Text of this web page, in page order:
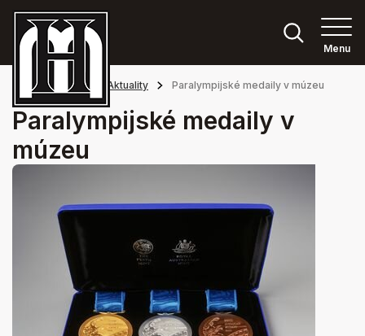
Menu
Hlavná stránka Aktuality Paralympijské medaily v múzeu
Paralympijské medaily v
múzeu